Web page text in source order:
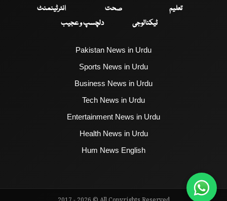
تعلیم
صحت
انٹرٹینمنٹ
ٹیکنالوجی
دلچسپ و عجیب
Pakistan News in Urdu
Sports News in Urdu
Business News in Urdu
Tech News in Urdu
Entertainment News in Urdu
Health News in Urdu
Hum News English